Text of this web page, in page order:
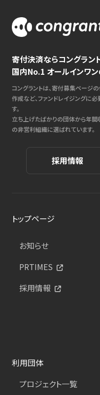
寄付決済ならコングラン
国内No.1 オールインワ
コングラントは、寄付募集ページ
作成など、ファンドレイジングに
す。
立ち上げたばかりの団体から年
の非営利組織に選ばれています。
採用情報
トップページ
お知らせ
PRTIMES
採用情報
利用団体
プロジェクト一覧